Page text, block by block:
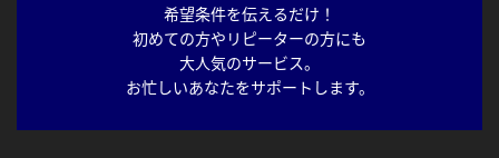
希望条件を伝えるだけ！
初めての方やリピーターの方にも
大人気のサービス。
お忙しいあなたをサポートします。